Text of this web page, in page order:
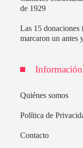
de 1929
Las 15 donaciones
marcaron un antes
Información
Quiénes somos
Política de
Contacto